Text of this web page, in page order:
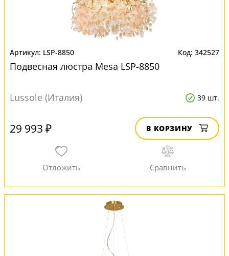
LSP-8850 342527
Подвесная люстра Mesa LSP-8850
Lussole (Италия) 39 шт.
29 993 ₽ В КОРЗИНУ